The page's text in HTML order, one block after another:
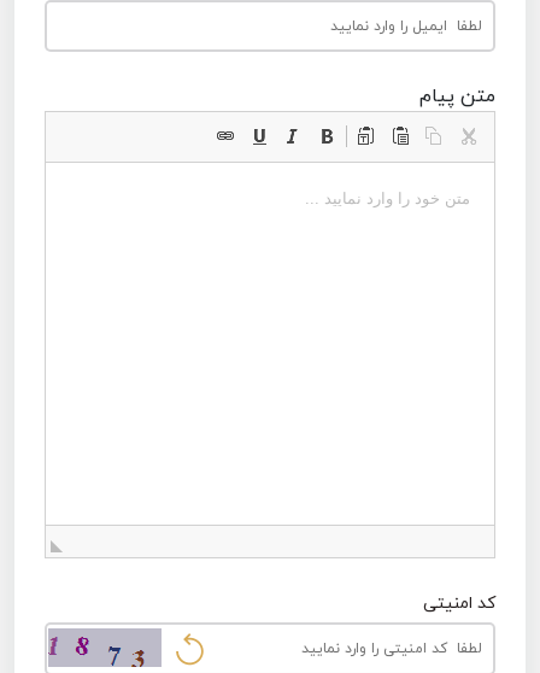
متن پیام
کد امنیتی